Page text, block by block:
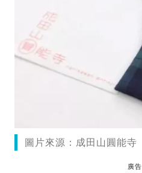
圖片來源：成田山圓能寺
廣告